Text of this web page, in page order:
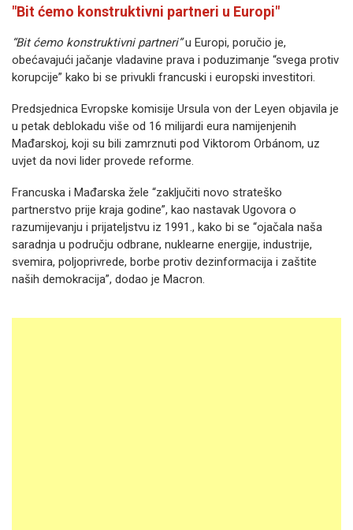
"Bit ćemo konstruktivni partneri u Europi"
“Bit ćemo konstruktivni partneri”u Europi, poručio je,
obećavajući jačanje vladavine prava i poduzimanje “svega protiv
korupcije” kako bi se privukli francuski i europski investitori.
Predsjednica Evropske komisije Ursula von der Leyen objavila je
u petak deblokadu više od 16 milijardi eura namijenjenih
Mađarskoj, koji su bili zamrznuti pod Viktorom Orbánom, uz
uvjet da novi lider provede reforme.
Francuska i Mađarska žele “zaključiti novo strateško
partnerstvo prije kraja godine”, kao nastavak Ugovora o
razumijevanju i prijateljstvu iz 1991., kako bi se “ojačala naša
saradnja u području odbrane, nuklearne energije, industrije,
svemira, poljoprivrede, borbe protiv dezinformacija i zaštite
naših demokracija”, dodao je Macron.